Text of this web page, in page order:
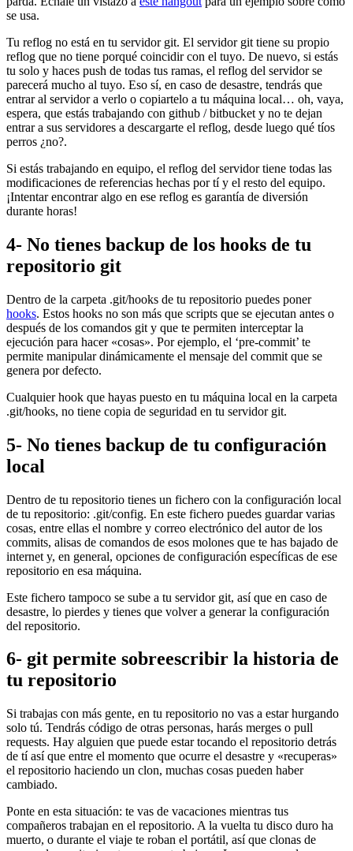
se usa.
Tu reflog no está en tu servidor git. El servidor git tiene su propio
reflog que no tiene porqué coincidir con el tuyo. De nuevo, si estás
tu solo y haces push de todas tus ramas, el reflog del servidor se
parecerá mucho al tuyo. Eso sí, en caso de desastre, tendrás que
entrar al servidor a verlo o copiartelo a tu máquina local… oh, vaya,
espera, que estás trabajando con github / bitbucket y no te dejan
entrar a sus servidores a descargarte el reflog, desde luego qué tíos
perros ¿no?.
Si estás trabajando en equipo, el reflog del servidor tiene todas las
modificaciones de referencias hechas por tí y el resto del equipo.
¡Intentar encontrar algo en ese reflog es garantía de diversión
durante horas!
4- No tienes backup de los hooks de tu
repositorio git
Dentro de la carpeta .git/hooks de tu repositorio puedes poner
hooks. Estos hooks no son más que scripts que se ejecutan antes o
después de los comandos git y que te permiten interceptar la
ejecución para hacer «cosas». Por ejemplo, el ‘pre-commit’ te
permite manipular dinámicamente el mensaje del commit que se
genera por defecto.
Cualquier hook que hayas puesto en tu máquina local en la carpeta
.git/hooks, no tiene copia de seguridad en tu servidor git.
5- No tienes backup de tu configuración
local
Dentro de tu repositorio tienes un fichero con la configuración local
de tu repositorio: .git/config. En este fichero puedes guardar varias
cosas, entre ellas el nombre y correo electrónico del autor de los
commits, alisas de comandos de esos molones que te has bajado de
internet y, en general, opciones de configuración específicas de ese
repositorio en esa máquina.
Este fichero tampoco se sube a tu servidor git, así que en caso de
desastre, lo pierdes y tienes que volver a generar la configuración
del repositorio.
6- git permite sobreescribir la historia de
tu repositorio
Si trabajas con más gente, en tu repositorio no vas a estar hurgando
solo tú. Tendrás código de otras personas, harás merges o pull
requests. Hay alguien que puede estar tocando el repositorio detrás
de tí así que entre el momento que ocurre el desastre y «recuperas»
el repositorio haciendo un clon, muchas cosas pueden haber
cambiado.
Ponte en esta situación: te vas de vacaciones mientras tus
compañeros trabajan en el repositorio. A la vuelta tu disco duro ha
muerto, o durante el viaje te roban el portátil, así que clonas de